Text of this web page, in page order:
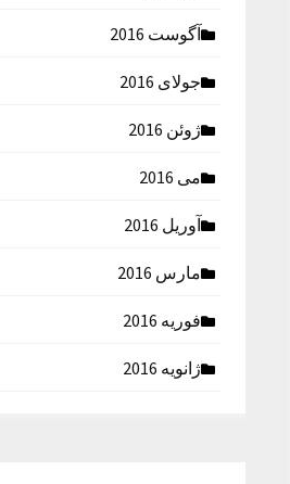
آگوست 2016
جولای 2016
ژوئن 2016
می 2016
آوریل 2016
مارس 2016
فوریه 2016
ژانویه 2016